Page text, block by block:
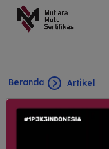
Beranda Artikel